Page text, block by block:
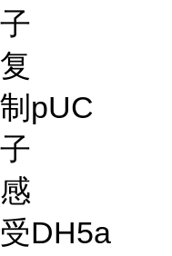
子
复
制
子
pUC
感
受DH5a